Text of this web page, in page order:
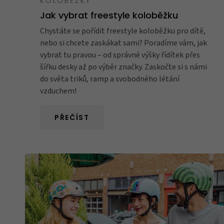
Jak vybrat freestyle koloběžku
Chystáte se pořídit freestyle koloběžku pro dítě,
nebo si chcete zaskákat sami? Poradíme vám, jak
vybrat tu pravou – od správné výšky řídítek přes
šířku desky až po výběr značky. Zaskočte si s námi
do světa triků, ramp a svobodného létání
vzduchem!
PŘEČÍST